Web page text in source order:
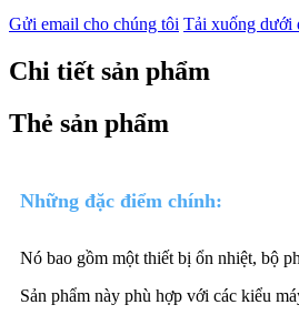
Gửi email cho chúng tôi Tải xuống dưới
Chi tiết sản phẩm
Thẻ sản phẩm
Những đặc điểm chính:
Nó bao gồm một thiết bị ổn nhiệt, bộ
Sản phẩm này phù hợp với các kiểu